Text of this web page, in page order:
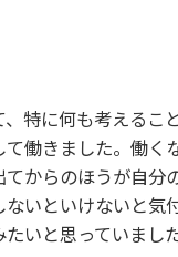
特に何も考えるこ
て働きました。働く
からのほうが自分
ないといけないと気
いと思っていました